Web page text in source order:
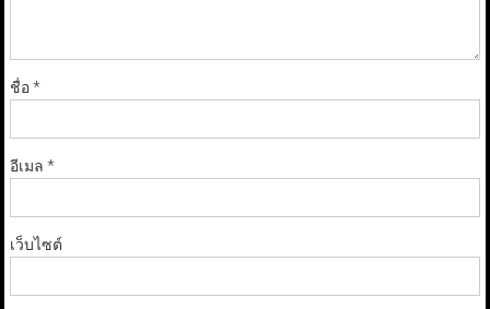
ชื่อ*
อีเมล *
เว็บไซต์